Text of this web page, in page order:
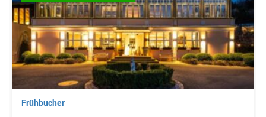
Frühbucher